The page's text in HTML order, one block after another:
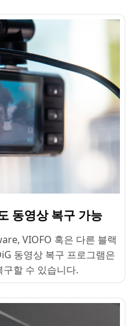
동영상 복구 가능
VIOFO 혹은 다른 블랙
동영상 복구 프로그램은
할 수 있습니다.